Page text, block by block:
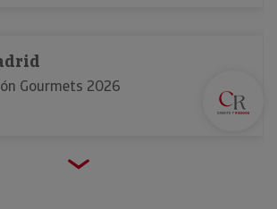
Gourmets 2026